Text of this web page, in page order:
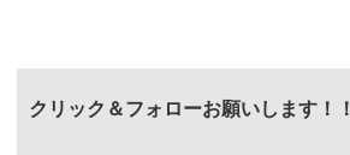
クリック＆フォローお願いします！！